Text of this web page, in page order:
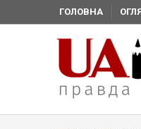
ГОЛОВНА